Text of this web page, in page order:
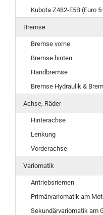
Kubota Z482-E5B (Euro
Bremse
Bremse vorne
Bremse hinten
Handbremse
Bremse Hydraulik &
Achse, Räder
Hinterachse
Lenkung
Vorderachse
Variomatik
Antriebsriemen
Primärvariomatik am
Sekundärvariomatik am